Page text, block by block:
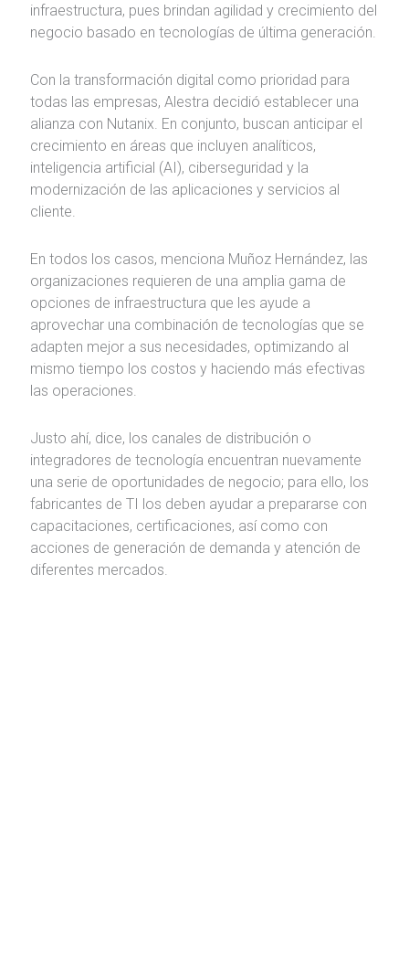
infraestructura, pues brindan agilidad y crecimiento del
negocio basado en tecnologías de última generación.
Con la transformación digital como prioridad para
todas las empresas, Alestra decidió establecer una
alianza con Nutanix. En conjunto, buscan anticipar el
crecimiento en áreas que incluyen analíticos,
inteligencia artificial (AI), ciberseguridad y la
modernización de las aplicaciones y servicios al
cliente.
En todos los casos, menciona Muñoz Hernández, las
organizaciones requieren de una amplia gama de
opciones de infraestructura que les ayude a
aprovechar una combinación de tecnologías que se
adapten mejor a sus necesidades, optimizando al
mismo tiempo los costos y haciendo más efectivas
las operaciones.
Justo ahí, dice, los canales de distribución o
integradores de tecnología encuentran nuevamente
una serie de oportunidades de negocio; para ello, los
fabricantes de TI los deben ayudar a prepararse con
capacitaciones, certificaciones, así como con
acciones de generación de demanda y atención de
diferentes mercados.